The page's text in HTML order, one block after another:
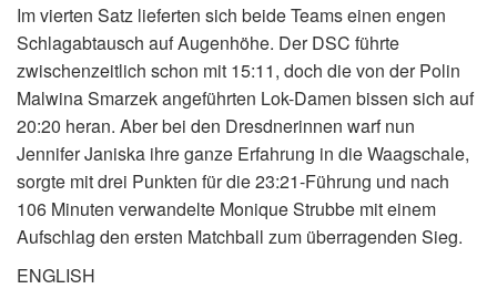
Im vierten Satz lieferten sich beide Teams einen engen
Schlagabtausch auf Augenhöhe. Der DSC führte
zwischenzeitlich schon mit 15:11, doch die von der Polin
Malwina Smarzek angeführten Lok-Damen bissen sich auf
20:20 heran. Aber bei den Dresdnerinnen warf nun
Jennifer Janiska ihre ganze Erfahrung in die Waagschale,
sorgte mit drei Punkten für die 23:21-Führung und nach
106 Minuten verwandelte Monique Strubbe mit einem
Aufschlag den ersten Matchball zum überragenden Sieg.
ENGLISH